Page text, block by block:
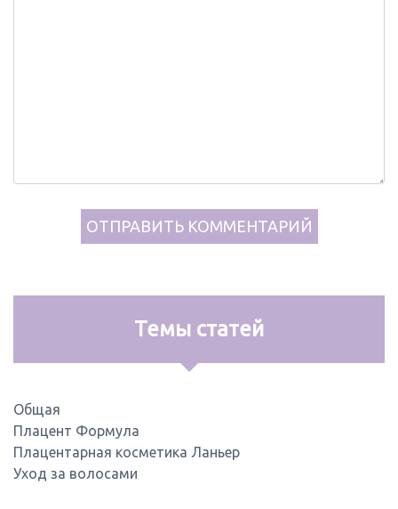
Темы статей
Общая
Плацент Формула
Плацентарная косметика Ланьер
Уход за волосами